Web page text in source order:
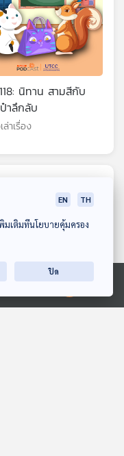
ทย
นิทาน สามสีกับ
ป๋าลึกลับ
ล่าเรื่อง
EN TH
มเติมที่นโยบายคุ้มครอง
ปิด